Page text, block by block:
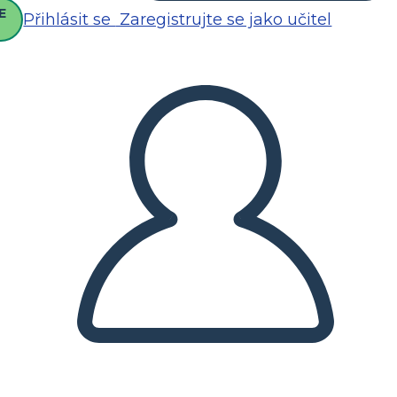
Přihlásit se Zaregistrujte se jako učitel